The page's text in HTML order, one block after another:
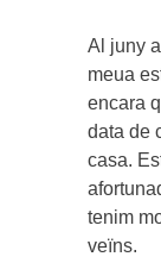
Al juny
meua
encara
data de
casa.
tenim
veïns.